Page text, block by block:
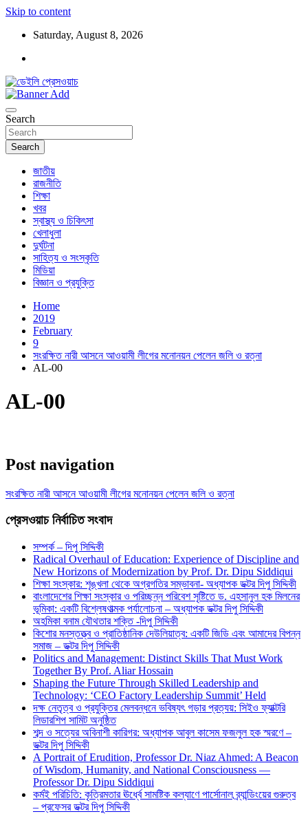
Skip to content
Saturday, August 8, 2026
ডেইলি প্রেসওয়াচ
Search
Search
জাতীয়
রাজনীতি
শিক্ষা
খবর
স্বাস্থ্য ও চিকিৎসা
খেলাধুলা
দুর্ঘটনা
সাহিত্য ও সংস্কৃতি
মিডিয়া
বিজ্ঞান ও প্রযুক্তি
Home
2019
February
9
সংরক্ষিত নারী আসনে আওয়ামী লীগের মনোনয়ন পেলেন জলি ও রত্না
AL-00
AL-00
Post navigation
সংরক্ষিত নারী আসনে আওয়ামী লীগের মনোনয়ন পেলেন জলি ও রত্না
প্রেসওয়াচ নির্বাচিত সংবাদ
সম্পর্ক – দিপু সিদ্দিকী
Radical Overhaul of Education: Experience of Discipline and
New Horizons of Modernization by Prof. Dr. Dipu Siddiqui
শিক্ষা সংস্কার: শৃঙ্খলা থেকে অগ্রগতির সম্ভাবনা- অধ্যাপক ডক্টর দিপু সিদ্দিকী
বাংলাদেশের শিক্ষা সংস্কার ও পরিচ্ছন্ন পরিবেশ সৃষ্টিতে ড. এহসানুল হক মিলনের
ভূমিকা: একটি বিশ্লেষণাত্মক পর্যালোচনা – অধ্যাপক ডক্টর দিপু সিদ্দিকী
অহমিকা বনাম যৌথতার শক্তি -দিপু সিদ্দিকী
কিশোর মনস্তত্ত্ব ও প্রাতিষ্ঠানিক দেউলিয়াত্ব: একটি জিডি এবং আমাদের বিপন্ন
সমাজ – ডক্টর দিপু সিদ্দিকী
Politics and Management: Distinct Skills That Must Work
Together By Prof. Aliar Hossain
Shaping the Future Through Skilled Leadership and
Technology: ‘CEO Factory Leadership Summit’ Held
দক্ষ নেতৃত্ব ও প্রযুক্তির মেলবন্ধনে ভবিষ্যৎ গড়ার প্রত্যয়: সিইও ফ্যাক্টরি
লিডারশিপ সামিট অনুষ্ঠিত
শব্দ ও সত্যের অবিনাশী কারিগর: অধ্যাপক আবুল কাসেম ফজলুল হক স্মরণে –
ডক্টর দিপু সিদ্দিকী
A Portrait of Erudition, Professor Dr. Niaz Ahmed: A Beacon
of Wisdom, Humanity, and National Consciousness —
Professor Dr. Dipu Siddiqui
কর্মই পরিচিতি: কৃত্রিমতার ঊর্ধ্বে সামষ্টিক কল্যাণে পার্সোনাল ব্র্যান্ডিংয়ের গুরুত্ব
– প্রফেসর ডক্টর দিপু সিদ্দিকী